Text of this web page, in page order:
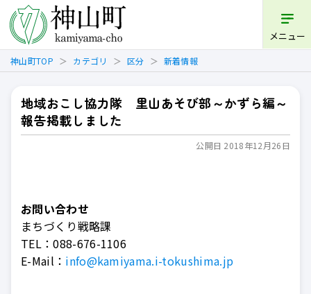
メニュー
神山町TOP カテゴリ 区分 新着情報
地域おこし協力隊 里山あそび部～かずら編～
報告掲載しました
公開日 2018年12月26日
お問い合わせ
まちづくり戦略課
TEL：088-676-1106
E-Mail： info@kamiyama.i-tokushima.jp